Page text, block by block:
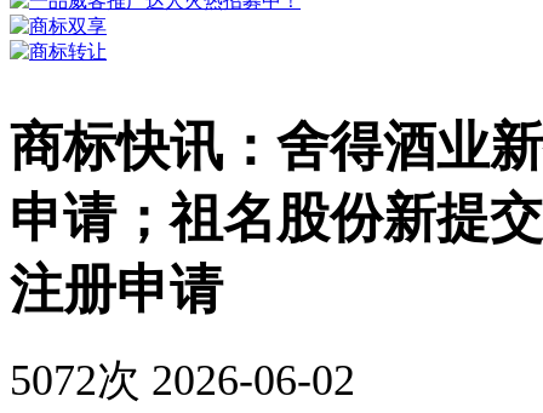
商标快讯：舍得酒业
申请；祖名股份新提
注册申请
5072次 2026-06-02